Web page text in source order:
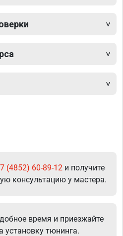
(4852) 60-89-12 и получите
консультацию у мастера.
время и приезжайте
установку тюнинга.